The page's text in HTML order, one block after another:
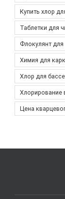
Купить хлор
Таблетки для
Флокулянт для
Химия для
Хлор для
Хлорирование
Цена